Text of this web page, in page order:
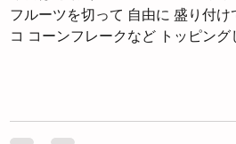
フルーツを切って 自由に 盛り付け
コ コーンフレークなど トッピン